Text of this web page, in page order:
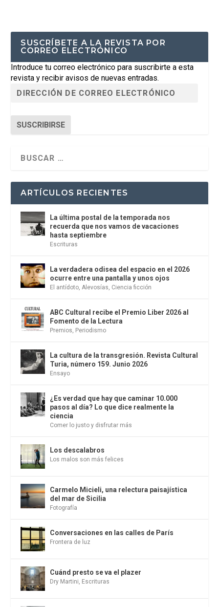
SUSCRÍBETE A LA REVISTA POR
CORREO ELECTRÓNICO
Introduce tu correo electrónico para suscribirte a esta
revista y recibir avisos de nuevas entradas.
SUSCRIBIRSE
ARTÍCULOS RECIENTES
La última postal de la temporada nos
recuerda que nos vamos de vacaciones
hasta septiembre
Escrituras
La verdadera odisea del espacio en el 2026
ocurre entre una pantalla y unos ojos
El antídoto Alevosías Ciencia ficción
ABC Cultural recibe el Premio Liber 2026 al
Fomento de la Lectura
Premios Periodismo
La cultura de la transgresión. Revista Cultural
Turia, número 159. Junio 2026
Ensayo
¿Es verdad que hay que caminar 10.000
pasos al día? Lo que dice realmente la
ciencia
Comer lo justo y disfrutar más
Los descalabros
Los malos son más felices
Carmelo Micieli, una relectura paisajística
del mar de Sicilia
Fotografía
Conversaciones en las calles de París
Frontera de luz
Cuánd presto se va el plazer
Dry Martini Escrituras